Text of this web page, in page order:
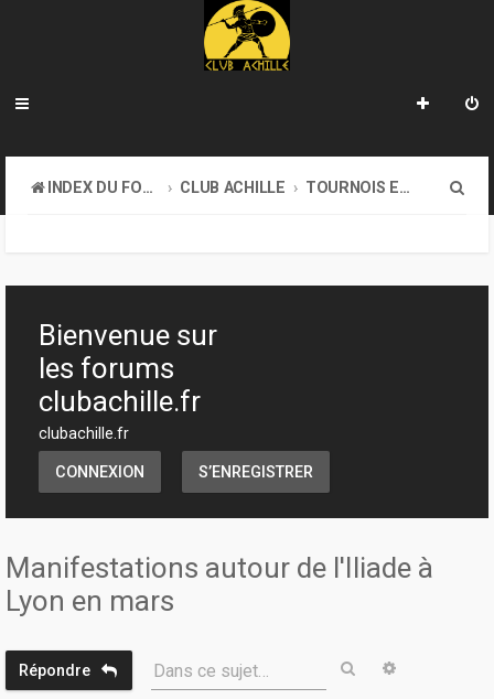
INDEX DU FORUM CLUB ACHILLE TOURNOIS ET EVENEMENTS
h
Bienvenue sur
les forums
clubachille.fr
clubachille.fr
CONNEXION S’ENREGISTRER
Manifestations autour de l'Iliade à
Lyon en mars
Répondre Dans ce sujet… Rechercher